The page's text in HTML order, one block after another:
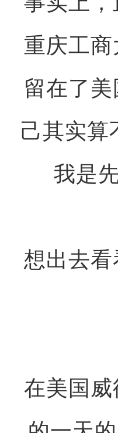
重庆工
留在了
己其实算
我是
想出去
在美国